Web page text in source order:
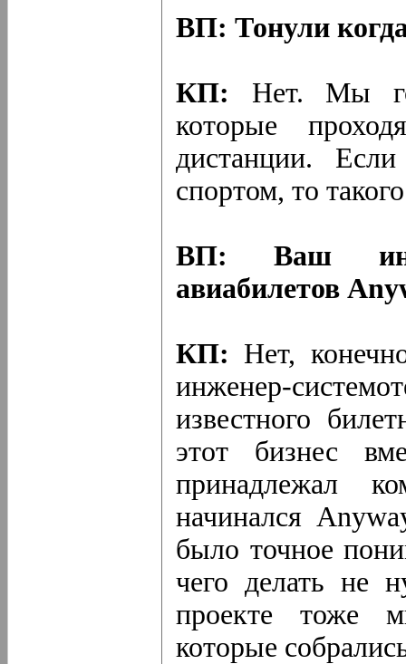
ВП: Тонули
КП: Нет. Мы
которые
дистанции.
спортом, то
ВП: Ваш
авиабилетов
КП: Нет,
инженер-
известного
этот бизнес
принадлежал
начинался
было точное
чего делать не
проекте тоже
которые